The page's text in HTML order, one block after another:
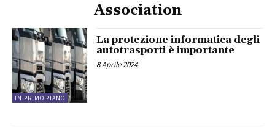
Association
IN PRIMO PIANO
La protezione informatica degli
autotrasporti è importante
8 Aprile 2024